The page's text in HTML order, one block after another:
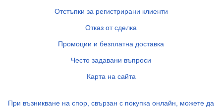
Отстъпки за регистрирани клиенти
Отказ от сделка
Промоции и безплатна доставка
Често задавани въпроси
Карта на сайта
При възникване на спор, свързан с покупка онлайн, можете да